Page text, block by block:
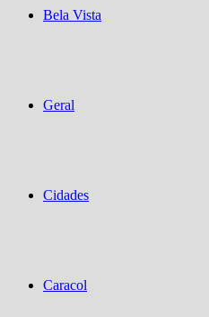
Bela Vista
Geral
Cidades
Caracol